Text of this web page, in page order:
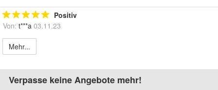
Positiv
Von: t***a 03.11.23
Mehr...
Verpasse keine Angebote mehr!